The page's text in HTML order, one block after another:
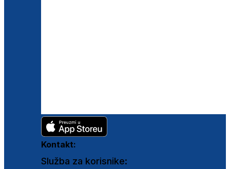
Kontakt:
Služba za korisnike: